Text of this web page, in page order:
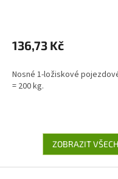
136,73 Kč
Nosné 1-ložiskové
= 200 kg.
ZOBRAZIT